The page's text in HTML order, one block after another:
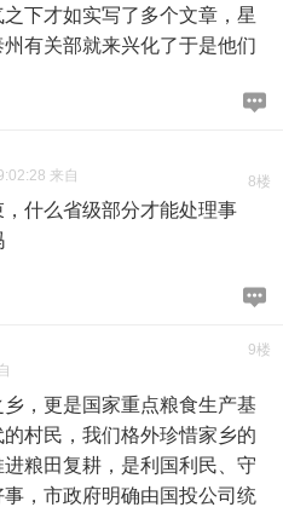
下才如实写了多个文章，星
有关部就来兴化了于是他们
8楼
来自
什么省级部分才能处理事
9楼
，更是国家重点粮食生产基
村民，我们格外珍惜家乡的
粮田复耕，是利国利民、守
，市政府明确由国投公司统